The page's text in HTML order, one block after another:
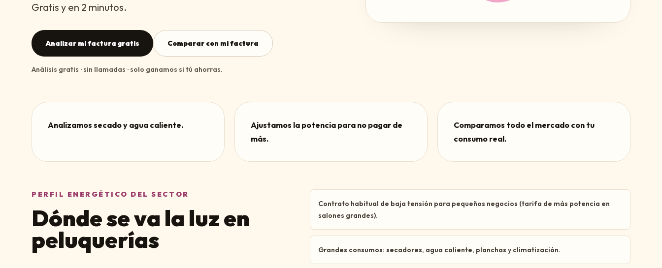
Gratis y en 2 minutos.
Analizar mi factura gratis Comparar con mi factura
Análisis gratis · sin llamadas · solo ganamos si tú ahorras.
Analizamos secado y agua caliente.
Ajustamos la potencia para no pagar de
más.
Comparamos todo el mercado con tu
consumo real.
PERFIL ENERGÉTICO DEL SECTOR
Dónde se va la luz en
peluquerías
Contrato habitual de baja tensión para pequeños negocios (tarifa de más potencia en
salones grandes).
Grandes consumos: secadores, agua caliente, planchas y climatización.